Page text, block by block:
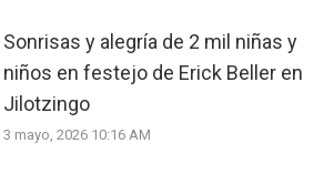
Sonrisas y alegría de 2 mil niñas y
niños en festejo de Erick Beller en
Jilotzingo
3 mayo, 2026 10:16 AM